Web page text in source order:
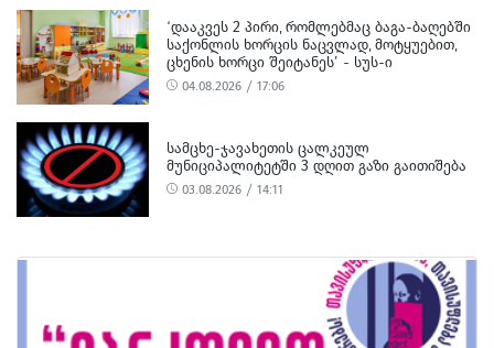
‘ᲓᲐᲐᲙᲕᲔᲡ 2 ᲞᲘᲠᲘ, ᲠᲝᲛᲚᲔᲑᲛᲐᲪ ᲑᲐᲒᲐ-ᲑᲐᲦᲔᲑᲨᲘ
ᲡᲐᲥᲝᲜᲚᲘᲡ ᲮᲝᲠᲪᲘᲡ ᲜᲐᲪᲕᲚᲐᲓ, ᲛᲝᲢᲧᲣᲔᲑᲘᲗ,
ᲪᲮᲔᲜᲘᲡ ᲮᲝᲠᲪᲘ ᲨᲔᲘᲢᲐᲜᲔᲡ’ - ᲡᲣᲡ-Ი
04.08.2026 / 17:06
ᲡᲐᲛᲪᲮᲔ-ᲯᲐᲕᲐᲮᲔᲗᲘᲡ ᲪᲐᲚᲙᲔᲣᲚ
ᲛᲣᲜᲘᲪᲘᲞᲐᲚᲘᲢᲔᲢᲨᲘ 3 ᲓᲦᲘᲗ ᲒᲐᲖᲘ ᲒᲐᲘᲗᲘᲨᲔᲑᲐ
03.08.2026 / 14:11